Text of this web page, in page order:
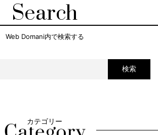
Search
Web Domani内で検索する
検索
カテゴリー